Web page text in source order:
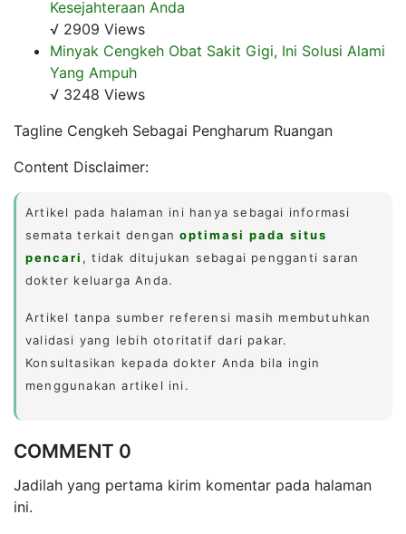
Kesejahteraan Anda
√ 2909 Views
Minyak Cengkeh Obat Sakit Gigi, Ini Solusi Alami
Yang Ampuh
√ 3248 Views
Tagline Cengkeh Sebagai Pengharum Ruangan
Content Disclaimer:
Artikel pada halaman ini hanya sebagai informasi
semata terkait denganoptimasi pada situs
pencari , tidak ditujukan sebagai pengganti saran
dokter keluarga Anda.
Artikel tanpa sumber referensi masih membutuhkan
validasi yang lebih otoritatif dari pakar.
Konsultasikan kepada dokter Anda bila ingin
menggunakan artikel ini.
COMMENT 0
Jadilah yang pertama kirim komentar pada halaman
ini.